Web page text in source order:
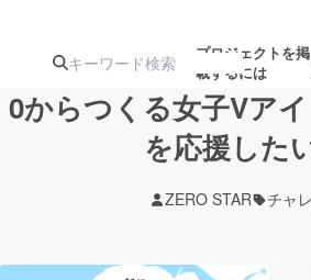
プロジェクトを掲
載するには
ジェクト
ロジ
0からつくる女子Vア
を応援した
ZERO STAR チャ